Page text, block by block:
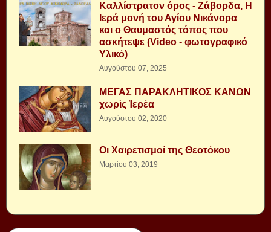
Καλλίστρατον όρος - Ζάβορδα, Η
Ιερά μονή του Αγίου Νικάνορα
και ο Θαυμαστός τόπος που
ασκήτεψε (Video - φωτογραφικό
Υλικό)
Αυγούστου 07, 2025
ΜΕΓΑΣ ΠΑΡΑΚΛΗΤΙΚΟΣ ΚΑΝΩΝ
χωρὶς Ἱερέα
Αυγούστου 02, 2020
Οι Χαιρετισμοί της Θεοτόκου
Μαρτίου 03, 2019